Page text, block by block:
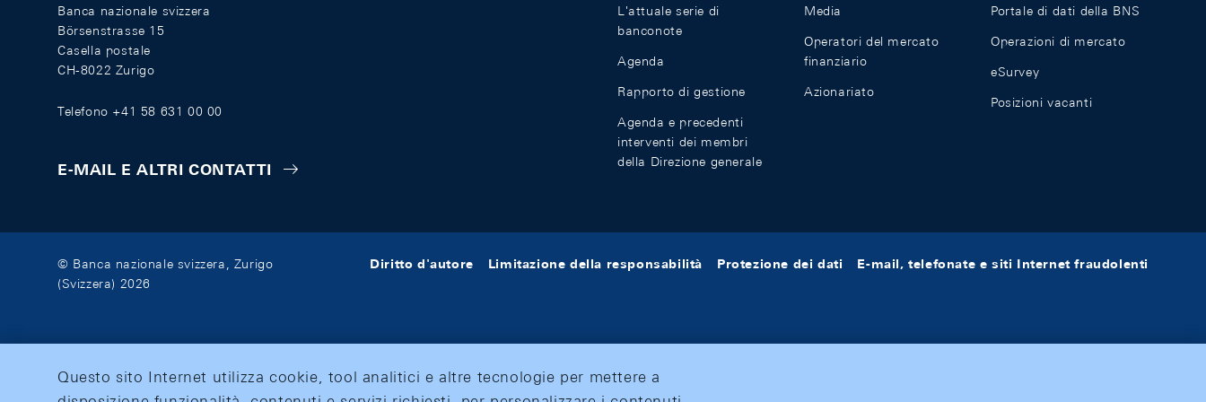
Banca nazionale svizzera
Börsenstrasse 15
Casella postale
CH-8022 Zurigo
Telefono +41 58 631 00 00
E-MAIL E ALTRI CONTATTI
L'attuale serie di
banconote
Agenda
Rapporto di gestione
Agenda e precedenti
interventi dei membri
della Direzione generale
Media
Operatori del mercato
finanziario
Azionariato
Portale di dati della BNS
Operazioni di mercato
eSurvey
Posizioni vacanti
© Banca nazionale svizzera, Zurigo
(Svizzera) 2026
Diritto d'autore Limitazione della responsabilità Protezione dei dati E-mail, telefonate e siti Internet fraudolenti
Questo sito Internet utilizza cookie, tool analitici e altre tecnologie per mettere a